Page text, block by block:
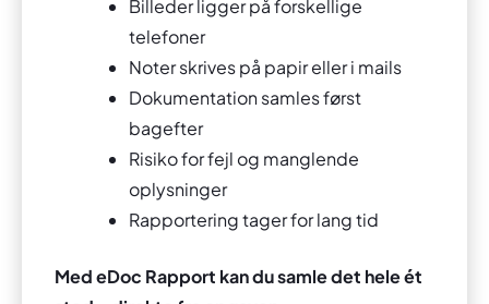
Billeder ligger på forskellige
telefoner
Noter skrives på papir eller i mails
Dokumentation samles først
bagefter
Risiko for fejl og manglende
oplysninger
Rapportering tager for lang tid
Med eDoc Rapport kan du samle det hele ét